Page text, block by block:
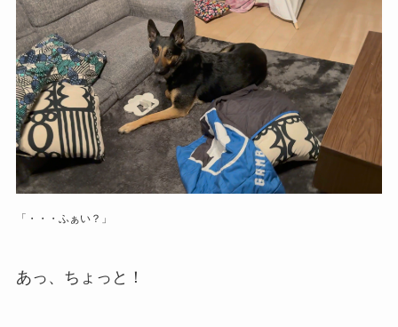
「・・・ふぁい？」
あっ、ちょっと！